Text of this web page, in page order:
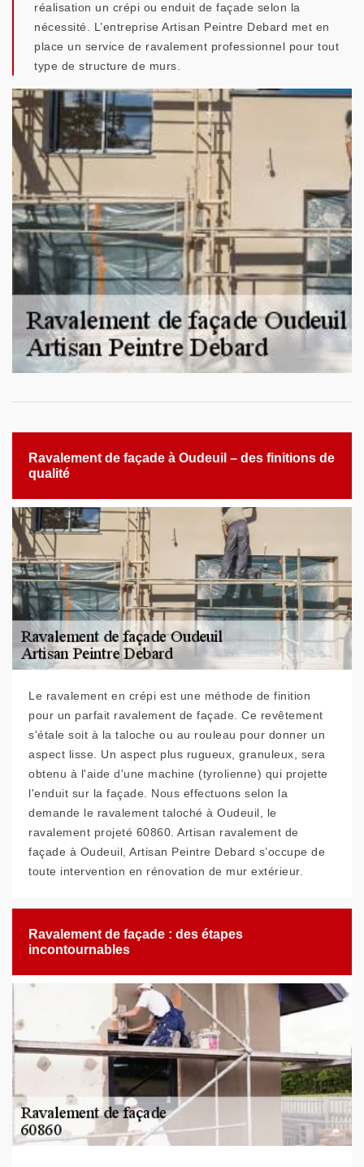
réalisation un crépi ou enduit de façade selon la
nécessité. L’entreprise Artisan Peintre Debard met en
place un service de ravalement professionnel pour tout
type de structure de murs.
Ravalement de façade à Oudeuil – des finitions de
qualité
Le ravalement en crépi est une méthode de finition
pour un parfait ravalement de façade. Ce revêtement
s'étale soit à la taloche ou au rouleau pour donner un
aspect lisse. Un aspect plus rugueux, granuleux, sera
obtenu à l'aide d'une machine (tyrolienne) qui projette
l'enduit sur la façade. Nous effectuons selon la
demande le ravalement taloché à Oudeuil, le
ravalement projeté 60860. Artisan ravalement de
façade à Oudeuil, Artisan Peintre Debard s’occupe de
toute intervention en rénovation de mur extérieur.
Ravalement de façade : des étapes
incontournables